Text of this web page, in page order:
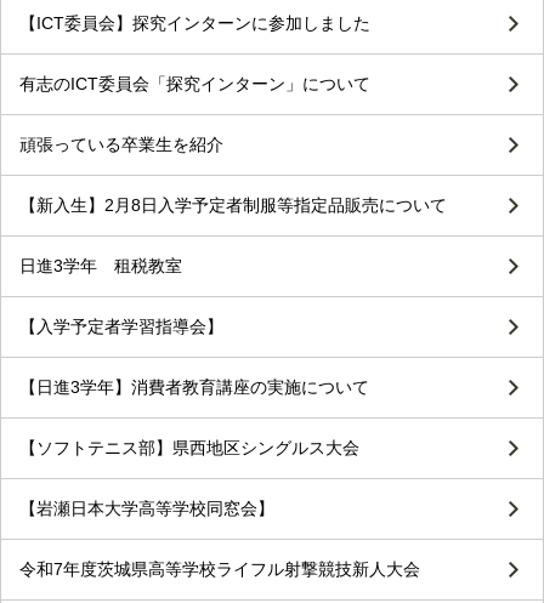
【ICT委員会】探究インターンに参加しました
有志のICT委員会「探究インターン」について
頑張っている卒業生を紹介
【新入生】2月8日入学予定者制服等指定品販売について
日進3学年 租税教室
【入学予定者学習指導会】
【日進3学年】消費者教育講座の実施について
【ソフトテニス部】県西地区シングルス大会
【岩瀬日本大学高等学校同窓会】
令和7年度茨城県高等学校ライフル射撃競技新人大会